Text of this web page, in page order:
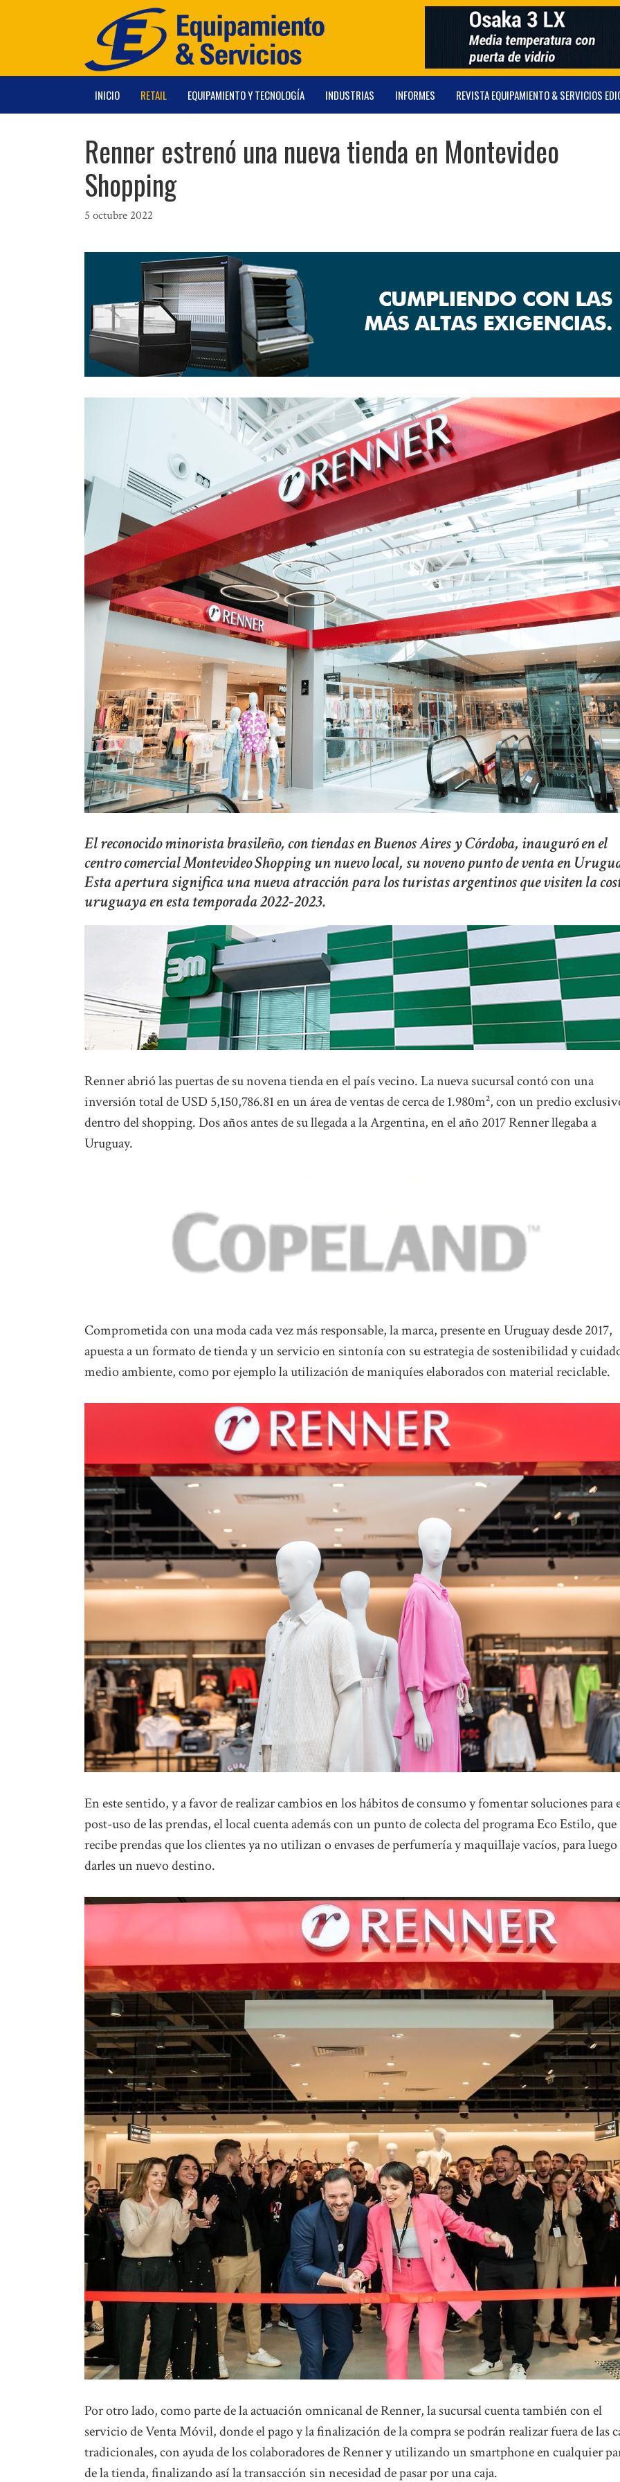
INICIO RETAIL EQUIPAMIENTO Y TECNOLOGÍA INDUSTRIAS INFORMES REVISTA EQUIPAMIENTO & SERVICIOS
Renner estrenó una nueva tienda en Montevideo
Shopping
5 octubre 2022
El reconocido minorista brasileño, con tiendas en Buenos Aires y Córdoba, inauguró en el
centro comercial Montevideo Shopping un nuevo local, su noveno punto de venta en
Esta apertura significa una nueva atracción para los turistas argentinos que visiten la
uruguaya en esta temporada 2022-2023.
Renner abrió las puertas de su novena tienda en el país vecino. La nueva sucursal contó con una
inversión total de USD 5,150,786.81 en un área de ventas de cerca de 1.980m², con un predio
dentro del shopping. Dos años antes de su llegada a la Argentina, en el año 2017 Renner llegaba a
Uruguay.
Comprometida con una moda cada vez más responsable, la marca, presente en Uruguay desde 2017,
apuesta a un formato de tienda y un servicio en sintonía con su estrategia de sostenibilidad y
medio ambiente, como por ejemplo la utilización de maniquíes elaborados con material reciclable.
En este sentido, y a favor de realizar cambios en los hábitos de consumo y fomentar soluciones para
post-uso de las prendas, el local cuenta además con un punto de colecta del programa Eco Estilo, que
recibe prendas que los clientes ya no utilizan o envases de perfumería y maquillaje vacíos, para luego
darles un nuevo destino.
Por otro lado, como parte de la actuación omnicanal de Renner, la sucursal cuenta también con el
servicio de Venta Móvil, donde el pago y la finalización de la compra se podrán realizar fuera de las
tradicionales, con ayuda de los colaboradores de Renner y utilizando un smartphone en cualquier
de la tienda, finalizando así la transacción sin necesidad de pasar por una caja.